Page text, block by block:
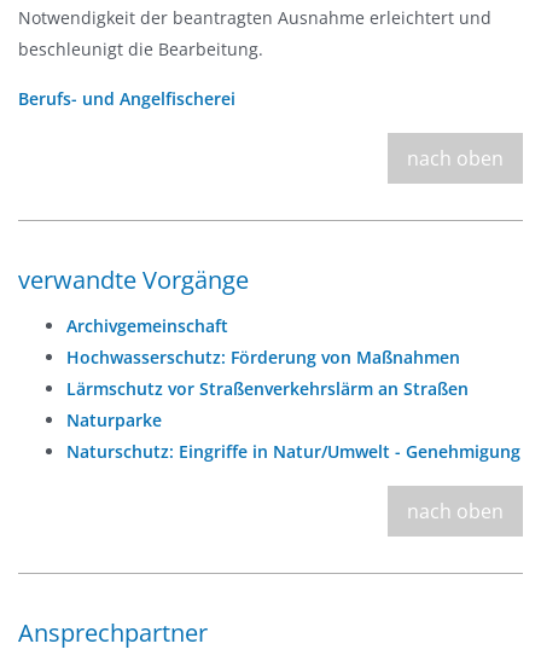
Notwendigkeit der beantragten Ausnahme erleichtert und
beschleunigt die Bearbeitung.
Berufs- und Angelfischerei
nach oben
verwandte Vorgänge
Archivgemeinschaft
Hochwasserschutz: Förderung von Maßnahmen
Lärmschutz vor Straßenverkehrslärm an Straßen
Naturparke
Naturschutz: Eingriffe in Natur/Umwelt - Genehmigung
nach oben
Ansprechpartner